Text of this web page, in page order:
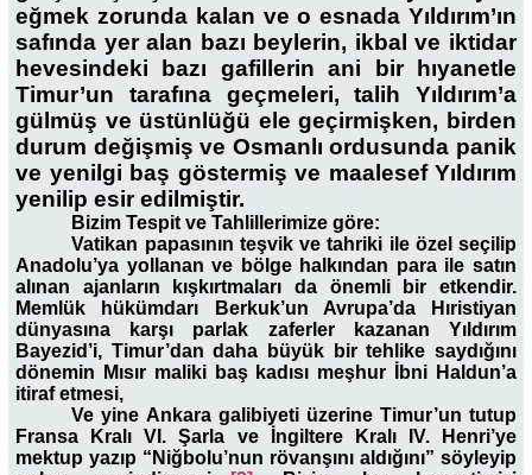
eğmek zorunda kalan ve o esnada Yıldırım’ın
safında yer alan bazı beylerin, ikbal ve iktidar
hevesindeki bazı gafillerin ani bir hıyanetle
Timur’un tarafına geçmeleri, talih Yıldırım’a
gülmüş ve üstünlüğü ele geçirmişken, birden
durum değişmiş ve Osmanlı ordusunda panik
ve yenilgi baş göstermiş ve maalesef Yıldırım
yenilip esir edilmiştir.
Bizim Tespit ve Tahlillerimize göre:
Vatikan papasının teşvik ve tahriki ile özel seçilip
Anadolu’ya yollanan ve bölge halkından para ile satın
alınan ajanların kışkırtmaları da önemli bir etkendir.
Memlük hükümdarı Berkuk’un Avrupa’da Hıristiyan
dünyasına karşı parlak zaferler kazanan Yıldırım
Bayezid’i, Timur’dan daha büyük bir tehlike saydığını
dönemin Mısır maliki baş kadısı meşhur İbni Haldun’a
itiraf etmesi,
Ve yine Ankara galibiyeti üzerine Timur’un tutup
Fransa Kralı VI. Şarla ve İngiltere Kralı IV. Henri’ye
mektup yazıp “Niğbolu’nun rövanşını aldığını” söyleyip